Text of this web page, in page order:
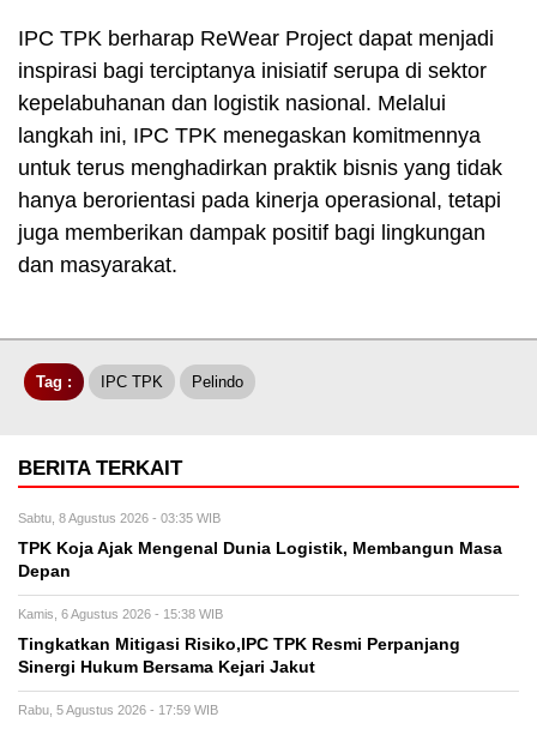
IPC TPK berharap ReWear Project dapat menjadi
inspirasi bagi terciptanya inisiatif serupa di sektor
kepelabuhanan dan logistik nasional. Melalui
langkah ini, IPC TPK menegaskan komitmennya
untuk terus menghadirkan praktik bisnis yang tidak
hanya berorientasi pada kinerja operasional, tetapi
juga memberikan dampak positif bagi lingkungan
dan masyarakat.
Tag : IPC TPK Pelindo
BERITA TERKAIT
Sabtu, 8 Agustus 2026 - 03:35 WIB
TPK Koja Ajak Mengenal Dunia Logistik, Membangun Masa
Depan
Kamis, 6 Agustus 2026 - 15:38 WIB
Tingkatkan Mitigasi Risiko,IPC TPK Resmi Perpanjang
Sinergi Hukum Bersama Kejari Jakut
Rabu, 5 Agustus 2026 - 17:59 WIB